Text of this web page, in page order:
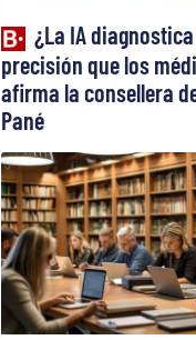
¿La IA
precisión que los
afirma la consellera
Pané